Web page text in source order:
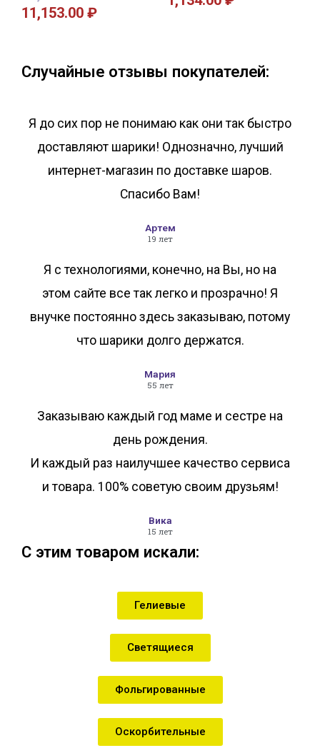
11,153.00 ₽
Случайные отзывы покупателей:
Я до сих пор не понимаю как они так быстро
доставляют шарики! Однозначно, лучший
интернет-магазин по доставке шаров.
Спасибо Вам!
Артем
19 лет
Я с технологиями, конечно, на Вы, но на
этом сайте все так легко и прозрачно! Я
внучке постоянно здесь заказываю, потому
что шарики долго держатся.
Мария
55 лет
Заказываю каждый год маме и сестре на
день рождения.
И каждый раз наилучшее качество сервиса
и товара. 100% советую своим друзьям!
Вика
15 лет
С этим товаром искали:
Гелиевые
Светящиеся
Фольгированные
Оскорбительные